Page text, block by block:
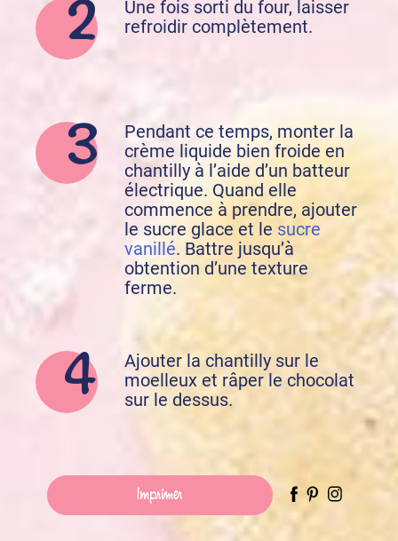
Imprimer
Une fois sorti du four, laisser
refroidir complètement.
Pendant ce temps, monter la
crème liquide bien froide en
chantilly à l’aide d’un batteur
électrique. Quand elle
commence à prendre, ajouter
le sucre glace et le sucre
vanillé. Battre jusqu’à
obtention d’une texture
ferme.
Ajouter la chantilly sur le
moelleux et râper le chocolat
sur le dessus.